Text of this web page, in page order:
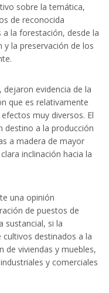
sobre la temática,
de reconocida
la forestación, desde la
y la preservación de los
dejaron evidencia de la
que es relativamente
muy diversos. El
destino a la producción
a madera de mayor
inclinación hacia la
una opinión
de puestos de
sustancial, si la
destinados a la
de viviendas y muebles,
y comerciales